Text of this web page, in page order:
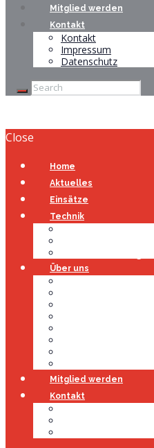
Mitglied werden
Kontakt
Kontakt
Impressum
Datenschutz
Close
Home
Aktuelles
Einsätze
Technik
Über uns
Mitglied werden
Kontakt